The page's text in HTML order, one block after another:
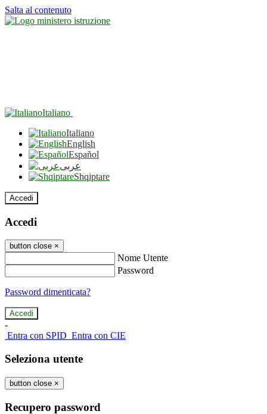
Salta al contenuto
Italiano
Italiano
English
Español
عربى
Shqiptare
Accedi
Accedi
button close ×
Nome Utente
Password
Password dimenticata?
-
Entra con SPID Entra con CIE
Seleziona utente
button close ×
Recupero password